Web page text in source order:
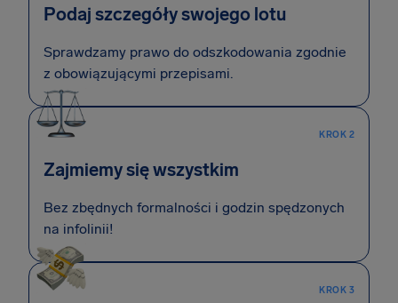
Podaj szczegóły swojego lotu
Sprawdzamy prawo do odszkodowania zgodnie
z obowiązującymi przepisami.
KROK 2
Zajmiemy się wszystkim
Bez zbędnych formalności i godzin spędzonych
na infolinii!
KROK 3